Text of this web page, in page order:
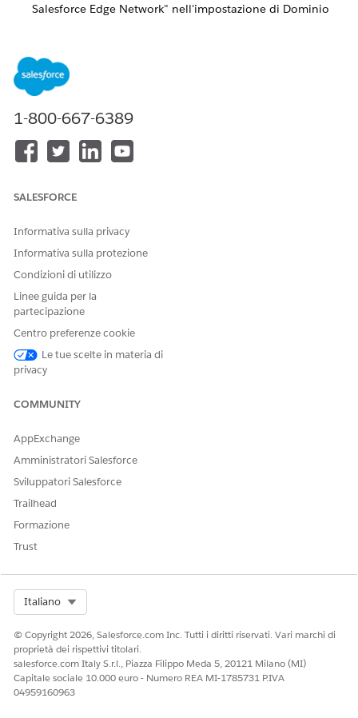
Salesforce Edge Network" nell'impostazione di Dominio
Control
Per prestazioni ottimali e sicurezza ottimale per i siti LWR
Delivery Network) di Salesforce utilizzando un certificato
Facci sapere, così possiamo migliorare!
1-800-667-6389
SALESFORCE
Informativa sulla privacy
Informativa sulla protezione
Condizioni di utilizzo
Linee guida per la
partecipazione
Centro preferenze cookie
Le tue scelte in materia di
privacy
COMMUNITY
AppExchange
Amministratori Salesforce
Sviluppatori Salesforce
Trailhead
Formazione
Trust
Italiano
© Copyright 2026, Salesforce.com Inc. Tutti i diritti riservati. Vari marchi di
proprietà dei rispettivi titolari.
salesforce.com Italy S.r.l., Piazza Filippo Meda 5, 20121 Milano (MI)
Capitale sociale 10.000 euro - Numero REA MI-1785731 P.IVA
04959160963